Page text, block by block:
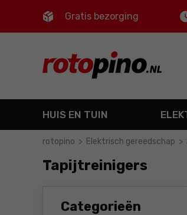
Control
Hoofdmenu
Producten
Gratis bezorging
HUIS EN TUIN
rotopino > Elektrisch gereedschap >
Tapijtreinigers
Categorieën